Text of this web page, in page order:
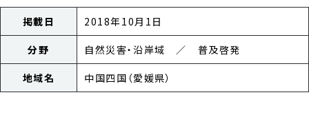
掲載日 2018年10月1日
分野 自然災害・沿岸域 ／ 普及啓発
地域名 中国四国（愛媛県）